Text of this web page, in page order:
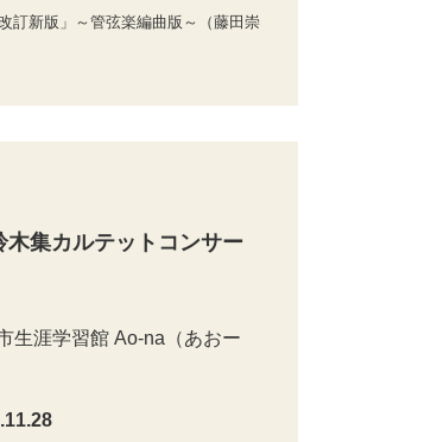
訂新版」～管弦楽編曲版～（藤田崇
木集カルテットコンサー
生涯学習館 Ao-na（あおー